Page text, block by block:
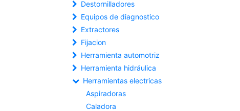
Destornilladores
Equipos de diagnostico
Extractores
Fijacion
Herramienta automotriz
Herramienta hidráulica
Herramientas electricas
Aspiradoras
Caladora